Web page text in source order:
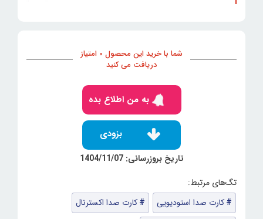
شما با خرید این محصول 0 امتیاز
دریافت می کنید
به من اطلاع بده
بزودی
تاریخ بروزرسانی: 1404/11/07
کارت صدا استودیویی
کارت صدا اکسترنال